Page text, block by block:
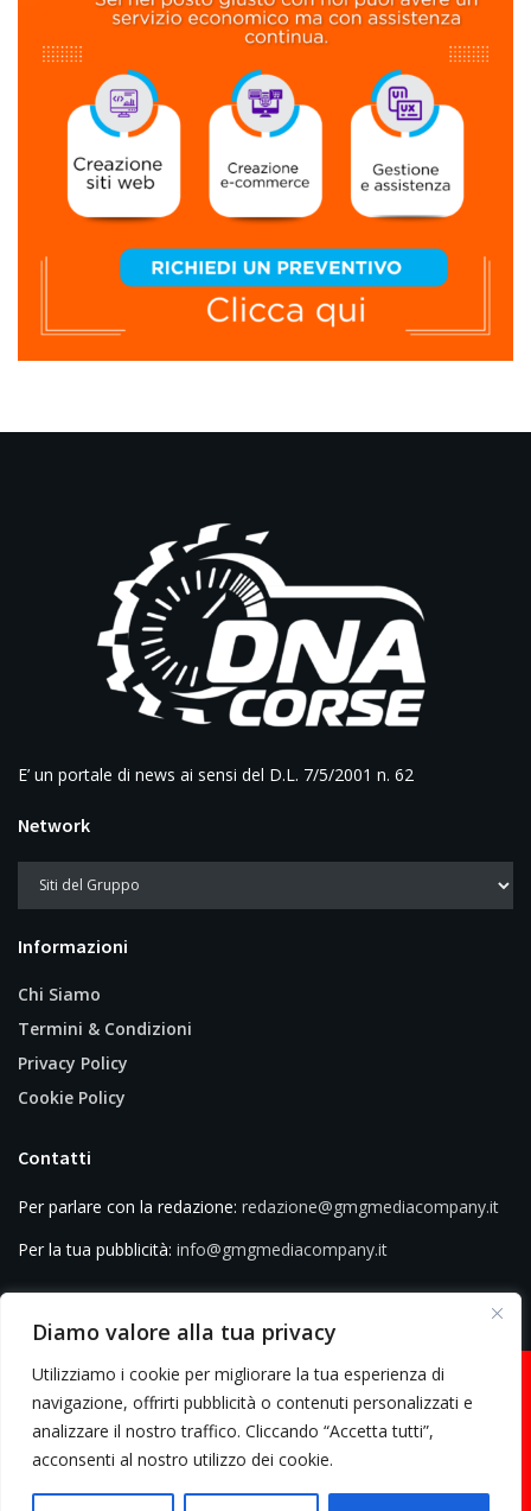
Diamo valore alla tua privacy
Utilizziamo i cookie per migliorare la tua esperienza di
navigazione, offrirti pubblicità o contenuti personalizzati e
analizzare il nostro traffico. Cliccando “Accetta tutti”,
acconsenti al nostro utilizzo dei cookie.
E’ un portale di news ai sensi del D.L. 7/5/2001 n. 62
Network
Informazioni
Chi Siamo
Termini & Condizioni
Privacy Policy
Cookie Policy
Contatti
Per parlare con la redazione: redazione@gmgmediacompany.it
Per la tua pubblicità: info@gmgmediacompany.it
03234710642 | C.F: MSSGLC89D15L483O | REA: AV - 313130 | Domicilio